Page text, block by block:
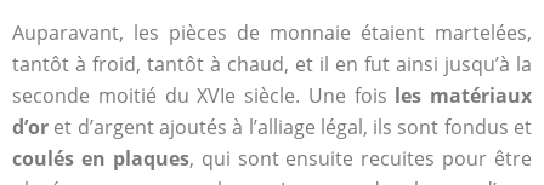
Auparavant, les pièces de monnaie étaient martelées,
tantôt à froid, tantôt à chaud, et il en fut ainsi jusqu’à la
seconde moitié du XVIe siècle. Une fois les matériaux
d’or et d’argent ajoutés à l’alliage légal, ils sont fondus et
coulés en plaques, qui sont ensuite recuites pour être